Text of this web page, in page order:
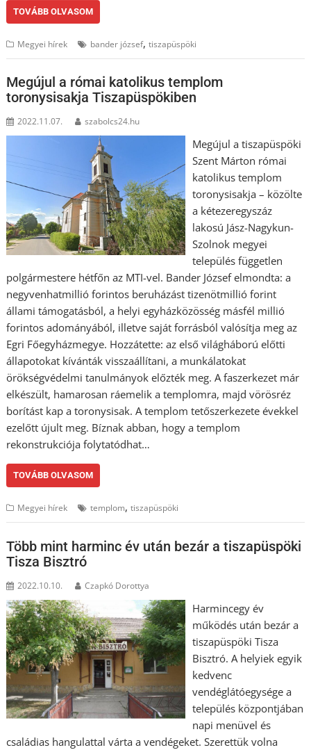
TOVÁBB OLVASOM
Megyei hírek bander józsef,tiszapüspöki
Megújul a római katolikus templom
toronysisakja Tiszapüspökiben
2022.11.07. szabolcs24.hu
Megújul a tiszapüspöki
Szent Márton római
katolikus templom
toronysisakja – közölte
a kétezeregyszáz
lakosú Jász-Nagykun-
Szolnok megyei
település független
polgármestere hétfőn az MTI-vel. Bander József elmondta: a
negyvenhatmillió forintos beruházást tizenötmillió forint
állami támogatásból, a helyi egyházközösség másfél millió
forintos adományából, illetve saját forrásból valósítja meg az
Egri Főegyházmegye. Hozzátette: az első világháború előtti
állapotokat kívánták visszaállítani, a munkálatokat
örökségvédelmi tanulmányok előzték meg. A faszerkezet már
elkészült, hamarosan ráemelik a templomra, majd vörösréz
borítást kap a toronysisak. A templom tetőszerkezete évekkel
ezelőtt újult meg. Bíznak abban, hogy a templom
rekonstrukciója folytatódhat…
TOVÁBB OLVASOM
Megyei hírek templom,tiszapüspöki
Több mint harminc év után bezár a tiszapüspöki
Tisza Bisztró
2022.10.10. Czapkó Dorottya
Harmincegy év
működés után bezár a
tiszapüspöki Tisza
Bisztró. A helyiek egyik
kedvenc
vendéglátóegysége a
település központjában
napi menüvel és
családias hangulattal várta a vendégeket. Szerettük volna